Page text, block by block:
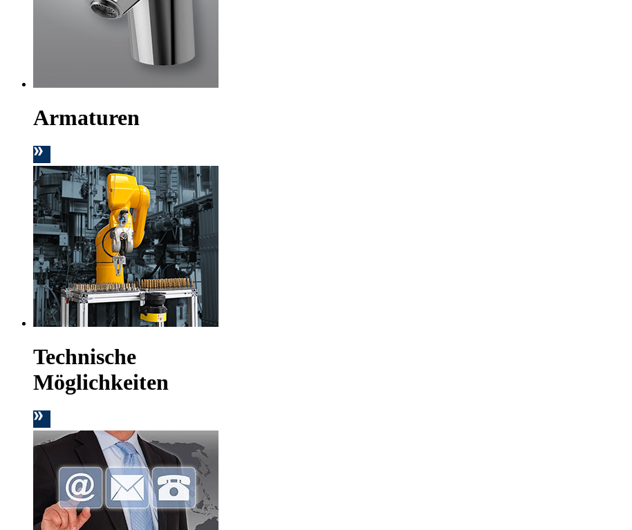
Armaturen
Technische
Möglichkeiten